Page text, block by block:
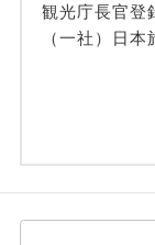
観光庁長官登
（一社）日